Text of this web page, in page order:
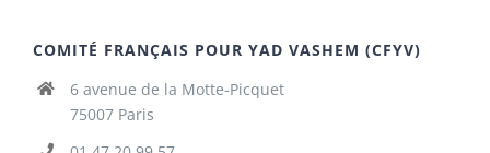
COMITÉ FRANÇAIS POUR YAD VASHEM (CFYV)
6 avenue de la Motte-Picquet
75007 Paris